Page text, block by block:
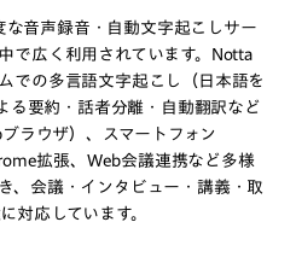
音声録音・自動文字起こしサー
で広く利用されています。Notta
での多言語文字起こし（日本語を
る要約・話者分離・自動翻訳など
ラウザ）、スマートフォン
拡張、Web会議連携など多様
、会議・インタビュー・講義・取
対応しています。